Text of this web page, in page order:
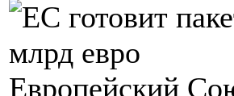
Европейский